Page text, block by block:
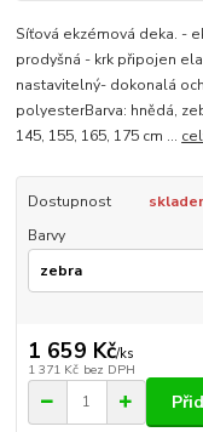
Síťová ekzémová deka. -
prodyšná - krk připojen
nastavitelný- dokonalá
polyesterBarva: hnědá,
145, 155, 165, 175 cm ...
Dostupnost
Barvy
1 659 Kč/ks
1 371 Kč bez DPH